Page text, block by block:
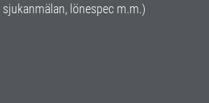
lönespec m.m.)